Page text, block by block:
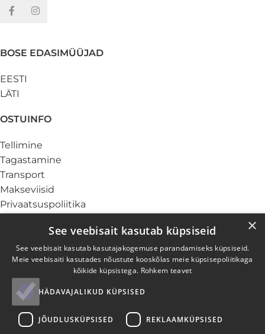
BOSE EDASIMÜÜJAD
EESTI
LÄTI
OSTUINFO
Tellimine
Tagastamine
Transport
Makseviisid
Privaatsuspoliitika
TEENUSED
Garantii ja hooldus
Elektroonikajäätmed
Paigaldus
Järelmaks
×
See veebisait kasutab küpsiseid
See veebisait kasutab kasutajakogemuse parandamiseks küpsiseid.
Meie veebisaiti kasutades nõustute kooskõlas meie küpsisepoliitikaga
kõikide küpsistega. Rohkem teavet
HÄDAVAJALIKUD KÜPSISED
JÕUDLUSKÜPSISED REKLAAMKÜPSISED